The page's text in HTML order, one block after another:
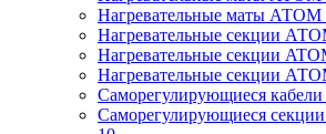
Нагревательные маты АТОМ
Нагревательные секции
Нагревательные секции
Нагревательные секции
Саморегулирующиеся
Саморегулирующиеся